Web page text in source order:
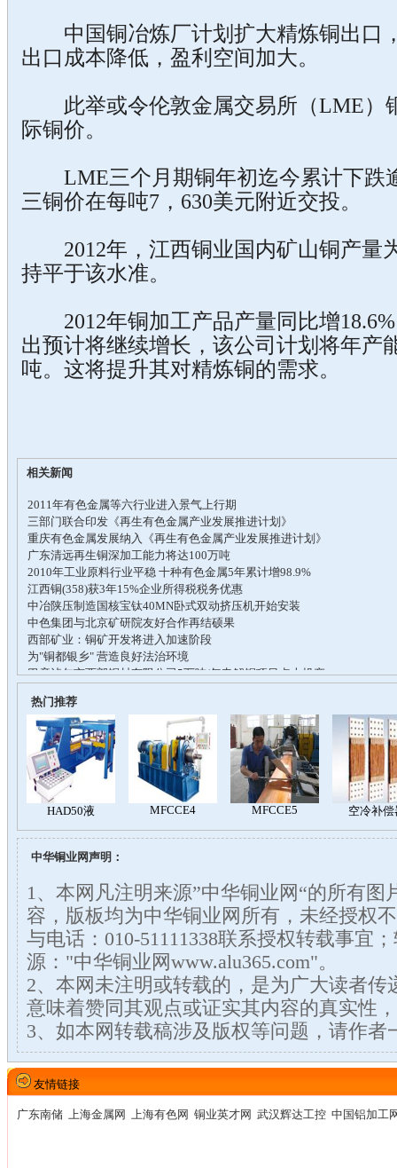
中国铜冶炼厂计划扩大精炼铜出口
出口成本降低，盈利空间加大。
此举或令伦敦金属交易所（LME）
际铜价。
LME三个月期铜年初迄今累计下跌
三铜价在每吨7，630美元附近交投。
2012年，江西铜业国内矿山铜产量
持平于该水准。
2012年铜加工产品产量同比增18.6%
出预计将继续增长，该公司计划将年产
吨。这将提升其对精炼铜的需求。
相关新闻
热门推荐
中华铜业网声明：
1、本网凡注明来源”中华铜业网“的所有图
容，版板均为中华铜业网所有，未经授权
与电话：010-51111338联系授权转载事宜
源："中华铜业网www.alu365.com"。
2、本网未注明或转载的，是为广大读者传
意味着赞同其观点或证实其内容的真实性
3、如本网转载稿涉及版权等问题，请作者